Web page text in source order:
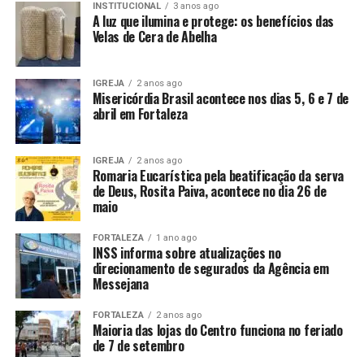
INSTITUCIONAL 3 anos ago
A luz que ilumina e protege: os benefícios das
Velas de Cera de Abelha
IGREJA 2 anos ago
Misericórdia Brasil acontece nos dias 5, 6 e 7 de
abril em Fortaleza
IGREJA 2 anos ago
Romaria Eucarística pela beatificação da serva
de Deus, Rosita Paiva, acontece no dia 26 de
maio
FORTALEZA 1 ano ago
INSS informa sobre atualizações no
direcionamento de segurados da Agência em
Messejana
FORTALEZA 2 anos ago
Maioria das lojas do Centro funciona no feriado
de 7 de setembro